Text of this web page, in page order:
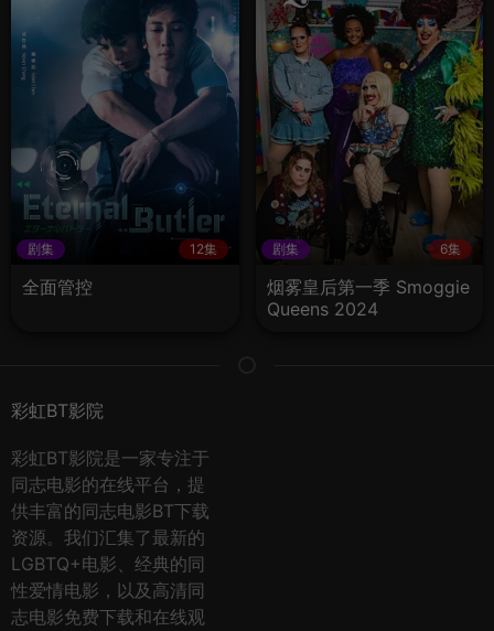
剧集 12集
全面管控
剧集 6集
烟雾皇后第一季 Smoggie
Queens 2024
彩虹BT影院
彩虹BT影院是一家专注于
同志电影的在线平台，提
供丰富的同志电影BT下载
资源。我们汇集了最新的
LGBTQ+电影、经典的同
性爱情电影，以及高清同
志电影免费下载和在线观